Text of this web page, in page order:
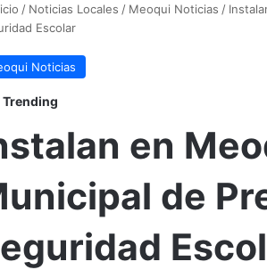
/ Noticias Locales / Meoqui Noticias /
Escolar
Noticias
Trending
en
de